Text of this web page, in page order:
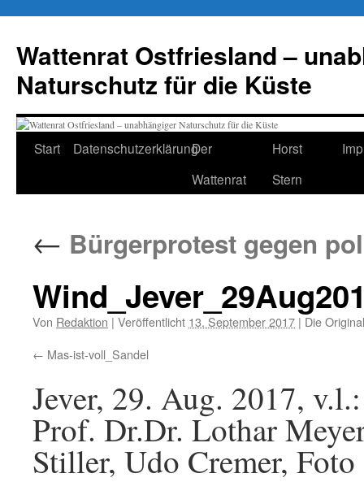
springen
Wattenrat Ostfriesland –
Naturschutz für die Küste
Start DatenschutzerklärungDer
Wattenrat
Horst
Stern
← Bürgerprotest gegen
Von Redaktion | Veröffentlicht 13. September 2017 | Die
Mas-ist-voll_Sandel
Jever, 29. Aug. 2017,
Prof. Dr.Dr. Lothar
Stiller, Udo Cremer,